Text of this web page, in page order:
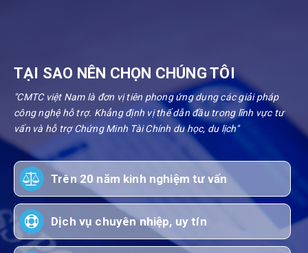
TẠI SAO NÊN CHỌN CHÚNG TÔI
"CMTC việt Nam là đơn vị tiên phong ứng dụng các giải pháp
công nghệ hỗ trợ. Khẳng định vị thế dẫn đầu trong lĩnh vực tư
vấn và hỗ trợ Chứng Minh Tài Chính du học, du lịch"
Trên 20 năm kinh nghiệm tư vấn
Dịch vụ chuyên nhiệp, uy tín